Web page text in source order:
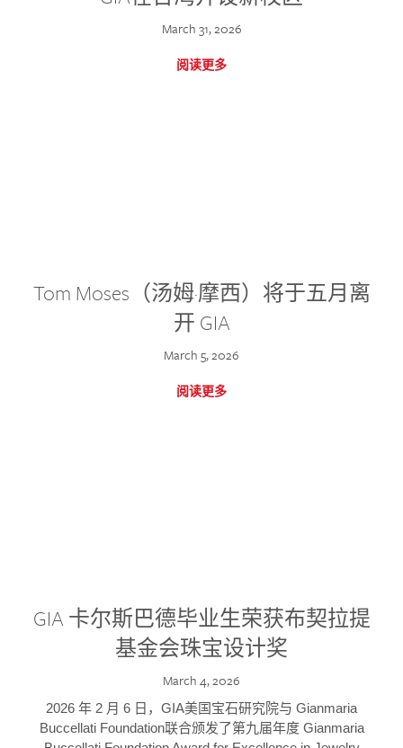
March 31, 2026
阅读更多
Tom Moses（汤姆·摩西）将于五月离
开 GIA
March 5, 2026
阅读更多
GIA 卡尔斯巴德毕业生荣获布契拉提
基金会珠宝设计奖
March 4, 2026
2026 年 2 月 6 日，GIA美国宝石研究院与 Gianmaria
Buccellati Foundation联合颁发了第九届年度 Gianmaria